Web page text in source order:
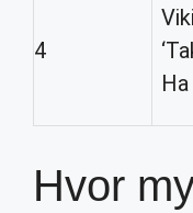
4
Ha
Hvor